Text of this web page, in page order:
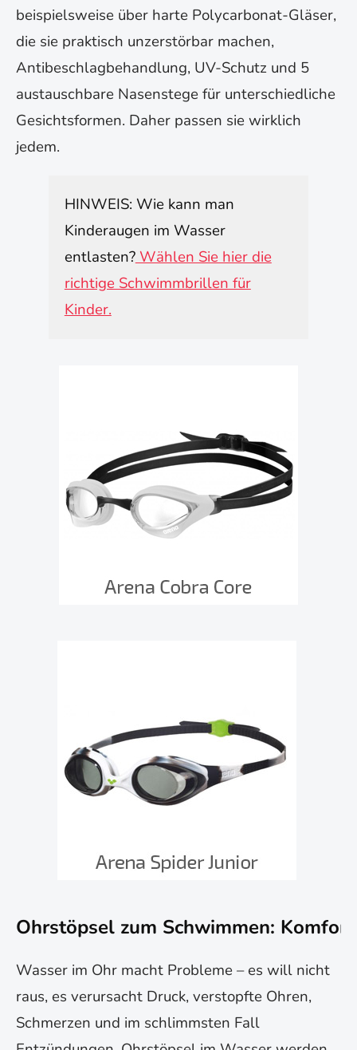
beispielsweise über harte Polycarbonat-Gläser,
die sie praktisch unzerstörbar machen,
Antibeschlagbehandlung, UV-Schutz und 5
austauschbare Nasenstege für unterschiedliche
Gesichtsformen. Daher passen sie wirklich
jedem.
HINWEIS: Wie kann man
Kinderaugen im Wasser
entlasten?Wählen Sie hier die
richtige Schwimmbrillen für
Kinder.
Ohrstöpsel zum Schwimmen:
Wasser im Ohr macht Probleme – es will nicht
raus, es verursacht Druck, verstopfte Ohren,
Schmerzen und im schlimmsten Fall